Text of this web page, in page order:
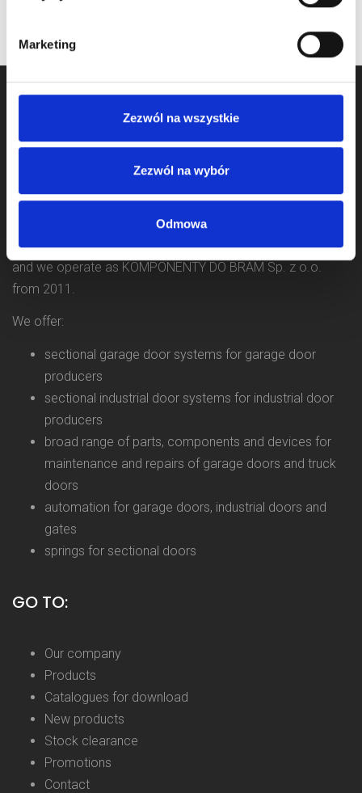
Marketing
Zezwól na wszystkie
Zezwól na wybór
Odmowa
We started activity in door component business in 2009
and we operate as KOMPONENTY DO BRAM Sp. z o.o.
from 2011.
We offer:
sectional garage door systems for garage door
producers
sectional industrial door systems for industrial door
producers
broad range of parts, components and devices for
maintenance and repairs of garage doors and truck
doors
automation for garage doors, industrial doors and
gates
springs for sectional doors
GO TO:
Our company
Products
Catalogues for download
New products
Stock clearance
Promotions
Contact